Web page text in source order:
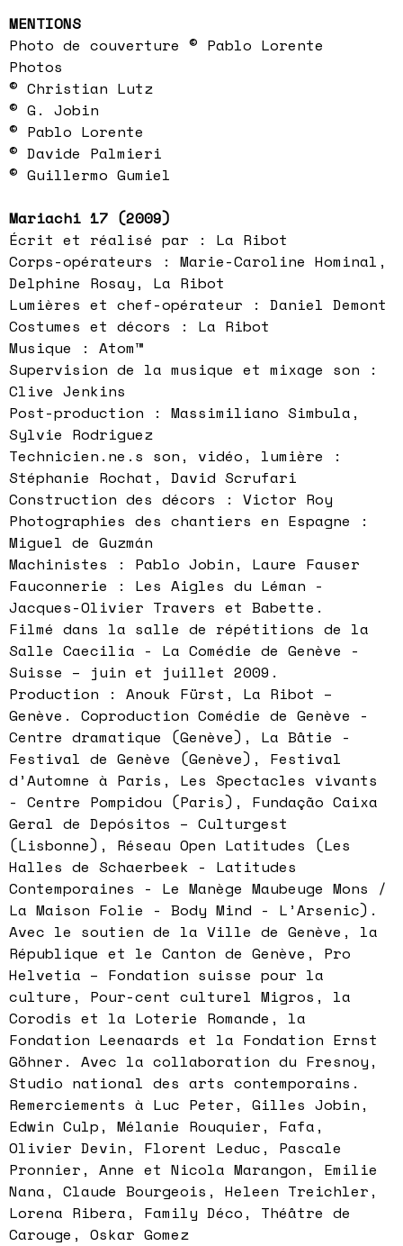
MENTIONS
Photo de couverture © Pablo Lorente
Photos
© Christian Lutz
© G. Jobin
© Pablo Lorente
© Davide Palmieri
© Guillermo Gumiel
Mariachi 17 (2009)
Écrit et réalisé par : La Ribot
Corps-opérateurs : Marie-Caroline Hominal,
Delphine Rosay, La Ribot
Lumières et chef-opérateur : Daniel Demont
Costumes et décors : La Ribot
Musique : Atom™
Supervision de la musique et mixage son :
Clive Jenkins
Post-production : Massimiliano Simbula,
Sylvie Rodriguez
Technicien.ne.s son, vidéo, lumière :
Stéphanie Rochat, David Scrufari
Construction des décors : Victor Roy
Photographies des chantiers en Espagne :
Miguel de Guzmán
Machinistes : Pablo Jobin, Laure Fauser
Fauconnerie : Les Aigles du Léman -
Jacques-Olivier Travers et Babette.
Filmé dans la salle de répétitions de la
Salle Caecilia - La Comédie de Genève -
Suisse – juin et juillet 2009.
Production : Anouk Fürst, La Ribot –
Genève. Coproduction Comédie de Genève -
Centre dramatique (Genève), La Bâtie -
Festival de Genève (Genève), Festival
d’Automne à Paris, Les Spectacles vivants
- Centre Pompidou (Paris), Fundação Caixa
Geral de Depósitos – Culturgest
(Lisbonne), Réseau Open Latitudes (Les
Halles de Schaerbeek - Latitudes
Contemporaines - Le Manège Maubeuge Mons /
La Maison Folie - Body Mind - L’Arsenic).
Avec le soutien de la Ville de Genève, la
République et le Canton de Genève, Pro
Helvetia – Fondation suisse pour la
culture, Pour-cent culturel Migros, la
Corodis et la Loterie Romande, la
Fondation Leenaards et la Fondation Ernst
Göhner. Avec la collaboration du Fresnoy,
Studio national des arts contemporains.
Remerciements à Luc Peter, Gilles Jobin,
Edwin Culp, Mélanie Rouquier, Fafa,
Olivier Devin, Florent Leduc, Pascale
Pronnier, Anne et Nicola Marangon, Emilie
Nana, Claude Bourgeois, Heleen Treichler,
Lorena Ribera, Family Déco, Théâtre de
Carouge, Oskar Gomez